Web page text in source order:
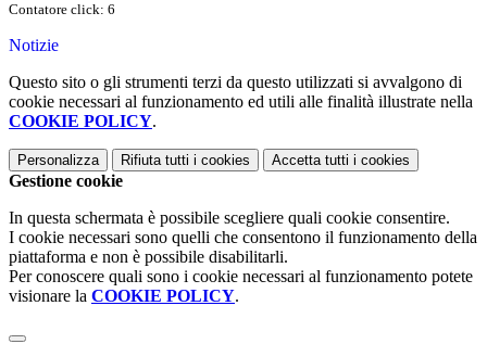
Contatore click: 6
Notizie
Questo sito o gli strumenti terzi da questo utilizzati si avvalgono di
cookie necessari al funzionamento ed utili alle finalità illustrate nella
COOKIE POLICY.
Personalizza Rifiuta tutti i cookies Accetta tutti i cookies
Gestione cookie
In questa schermata è possibile scegliere quali cookie consentire.
I cookie necessari sono quelli che consentono il funzionamento della
piattaforma e non è possibile disabilitarli.
Per conoscere quali sono i cookie necessari al funzionamento potete
visionare la COOKIE POLICY.